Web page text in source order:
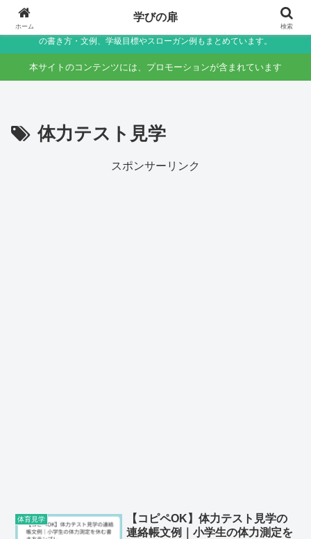
小学生〜未就学児の保護者向け家庭学習・学校生活サポートサイト～助詞・言
葉の違いなど国語のつまずきをやさしく解説しつつ、学校生活で役立つ連絡帳
の書き方・文例、学級目標やスローガン例もまとめています。
本サイトのコンテンツには、プロモーションが含まれています
体力テスト見学
スポンサーリンク
体育見学
【コピペOK】体力テスト見学の
連絡帳文例｜小学生の体力測定を
ホーム
学びの扉
検索